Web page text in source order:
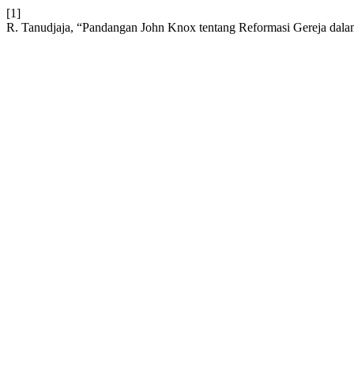
[1]
R. Tanudjaja, “Pandangan John Knox tentang Reformasi Gereja